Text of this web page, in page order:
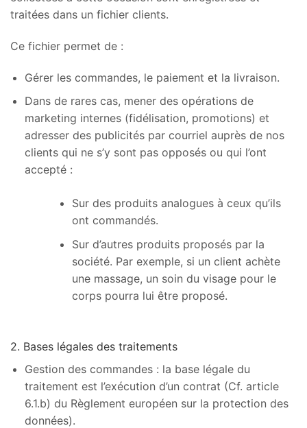
traitées dans un fichier clients.
Ce fichier permet de :
Gérer les commandes, le paiement et la livraison.
Dans de rares cas, mener des opérations de
marketing internes (fidélisation, promotions) et
adresser des publicités par courriel auprès de nos
clients qui ne s’y sont pas opposés ou qui l’ont
accepté :
Sur des produits analogues à ceux qu’ils
ont commandés.
Sur d’autres produits proposés par la
société. Par exemple, si un client achète
une massage, un soin du visage pour le
corps pourra lui être proposé.
2. Bases légales des traitements
Gestion des commandes : la base légale du
traitement est l’exécution d’un contrat (Cf. article
6.1.b) du Règlement européen sur la protection des
données).